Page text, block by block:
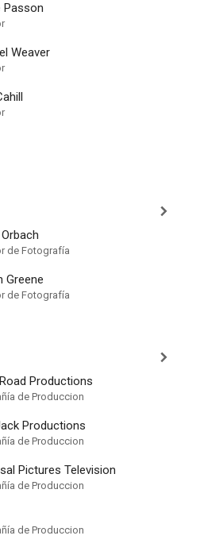
Passon
Weaver
de Fotografía
Greene
de Fotografía
Productions
de Produccion
Productions
de Produccion
Pictures Television
de Produccion
de Produccion